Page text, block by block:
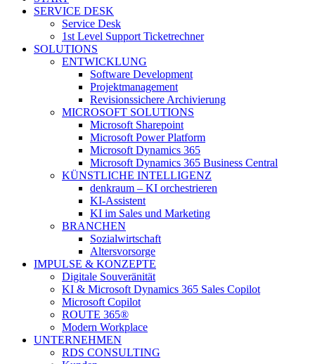
Menu
SERVICE DESK
Service Desk
1st Level Support Ticketrechner
SOLUTIONS
ENTWICKLUNG
Software Development
Projektmanagement
Revisionssichere Archivierung
MICROSOFT SOLUTIONS
Microsoft Sharepoint
Microsoft Power Platform
Microsoft Dynamics 365
Microsoft Dynamics 365 Business Central
KÜNSTLICHE INTELLIGENZ
denkraum – KI orchestrieren
KI-Assistent
KI im Sales und Marketing
BRANCHEN
Sozialwirtschaft
Altersvorsorge
IMPULSE & KONZEPTE
Digitale Souveränität
KI & Microsoft Dynamics 365 Sales Copilot
Microsoft Copilot
ROUTE 365®
Modern Workplace
UNTERNEHMEN
RDS CONSULTING